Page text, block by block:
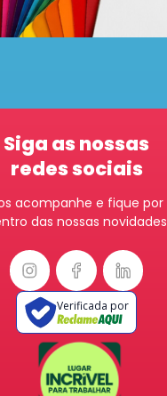
Siga as nossas
redes sociais
acompanhe e fique por
das nossas novidades
Verificada por